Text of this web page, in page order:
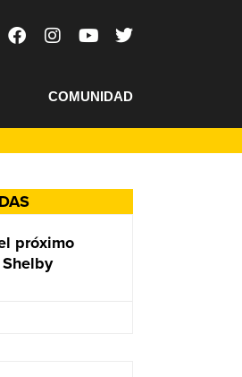
COMUNIDAD
próximo